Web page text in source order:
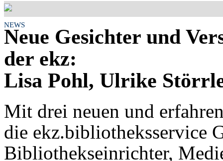
NEWS
Neue Gesichter und
der ekz:
Lisa Pohl, Ulrike
Mit drei neuen und
die ekz.bibliotheksservice
Bibliothekseinrichter,